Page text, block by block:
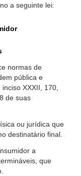
a seguinte lei:
normas de
pública e
XXXII, 170,
de suas
ou jurídica que
destinatário final.
a
que